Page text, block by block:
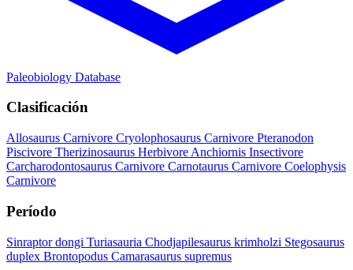
Paleobiology Database
Clasificación
Allosaurus Carnivore Cryolophosaurus Carnivore Pteranodon
Piscivore Therizinosaurus Herbivore Anchiornis Insectivore
Carcharodontosaurus Carnivore Carnotaurus Carnivore Coelophysis
Carnivore
Período
Sinraptor dongi Turiasauria Chodjapilesaurus krimholzi Stegosaurus
duplex Brontopodus Camarasaurus supremus